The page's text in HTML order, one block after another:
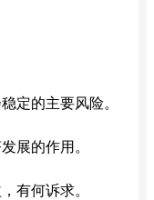
定的主要风险。
展的作用。
有何诉求。